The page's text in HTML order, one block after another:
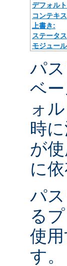
デフォル
コンテキ
上書き:
ステータ
モジュー
パ
ベ
ォ
時
が
に
パ
る
使
す。